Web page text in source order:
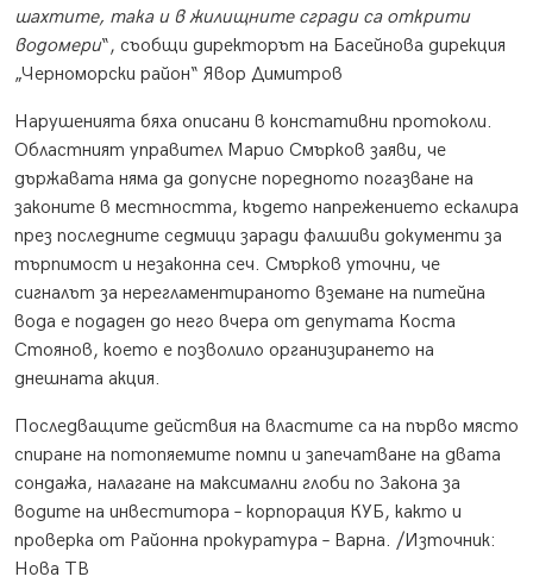
шахтите, така и в жилищните сгради са открити
водомери“, съобщи директорът на Басейнова дирекция
„Черноморски район“ Явор Димитров
Нарушенията бяха описани в констативни протоколи.
Областният управител Марио Смърков заяви, че
държавата няма да допусне поредното погазване на
законите в местността, където напрежението ескалира
през последните седмици заради фалшиви документи за
търпимост и незаконна сеч. Смърков уточни, че
сигналът за нерегламентираното вземане на питейна
вода е подаден до него вчера от депутата Коста
Стоянов, което е позволило организирането на
днешната акция.
Последващите действия на властите са на първо място
спиране на потопяемите помпи и запечатване на двата
сондажа, налагане на максимални глоби по Закона за
водите на инвеститора – корпорация КУБ, както и
проверка от Районна прокуратура – Варна. /Източник:
Нова ТВ